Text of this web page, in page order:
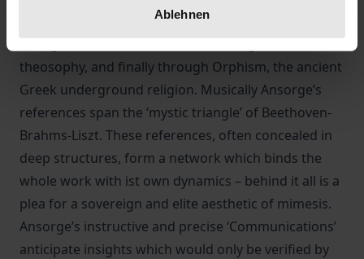
Ablehnen
three ways: through the Eros philosophy of Stefan
theosophy, and finally through Orphism, the ancient
Greek underground religion. Musically Ansorge’s
references span the ‘mystic triangle’ of Beethoven-
Brahms-Liszt. These references, often concealed in
deep structures, form a network which binds the
whole work with ist own dynamics – behind it all is a
plea for a sovereign and elite aesthetic of mimesis.
Ansorge’s instructive and precise ‘Communications’
anticipate insights which would only be verified by